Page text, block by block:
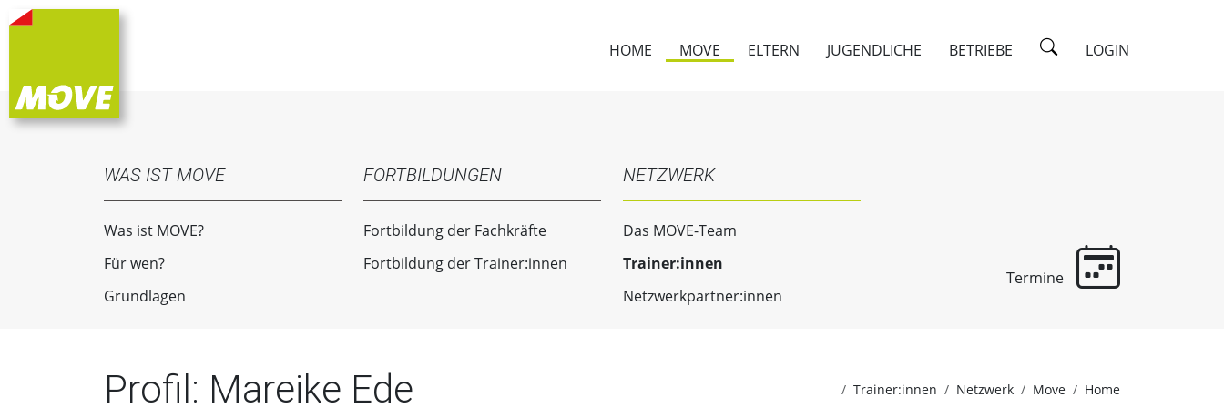
HOME MOVE ELTERN JUGENDLICHE BETRIEBE LOGIN
WAS IST MOVE
Was ist MOVE?
Für wen?
Grundlagen
FORTBILDUNGEN
Fortbildung der Fachkräfte
Fortbildung der Trainer:innen
NETZWERK
Das MOVE-Team
Trainer:innen
Netzwerkpartner:innen
Termine
Profil: Mareike Ede Trainer:innen Netzwerk Move Home